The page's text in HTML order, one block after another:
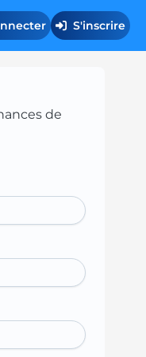
S'inscrire
de